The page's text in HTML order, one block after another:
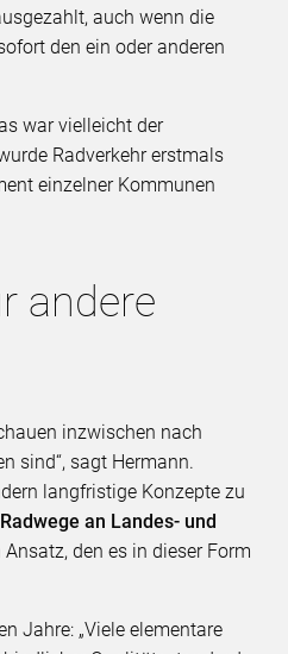
auch wenn die
den ein oder anderen
war vielleicht der
Radverkehr erstmals
einzelner Kommunen
andere
inzwischen nach
sind“, sagt Hermann.
langfristige Konzepte zu
an Landes- und
Ansatz, den es in dieser Form
Jahre: „Viele elementare